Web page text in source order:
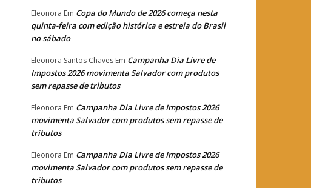
Eleonora Em Copa do Mundo de 2026 começa nesta
quinta-feira com edição histórica e estreia do Brasil
no sábado
Eleonora Santos Chaves Em Campanha Dia Livre de
Impostos 2026 movimenta Salvador com produtos
sem repasse de tributos
Eleonora Em Campanha Dia Livre de Impostos 2026
movimenta Salvador com produtos sem repasse de
tributos
Eleonora Em Campanha Dia Livre de Impostos 2026
movimenta Salvador com produtos sem repasse de
tributos